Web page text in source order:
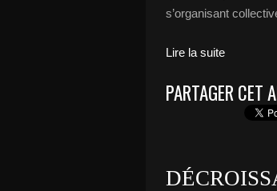
s’organisant
Lire la suite
PARTAGER CET